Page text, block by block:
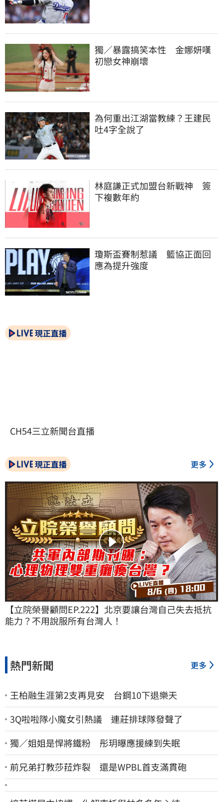
獨／暴露搞笑本性　金娜妍嘆
初戀女神崩壞
為何重出江湖當教練？王建民
吐4字全說了
林庭謙正式加盟台新戰神　簽
下複數年約
瓊斯盃賽制惹議　籃協正面回
應為提升強度
現正直播
CH54三立新聞台直播
現正直播 更多
【立院榮譽顧問EP.222】北京要讓台灣自己失去抵抗
能力？不用說服所有台灣人！
熱門新聞 更多
王柏融生涯第2支再見安 台鋼10下退樂天
3Q啦啦隊小魔女引熱議 連莊排球隊發聲了
獨／姐姐是悍將鐵粉 彤玥曝應援練到失眠
前兄弟打教莎菈炸裂 還是WPBL首支滿貫砲